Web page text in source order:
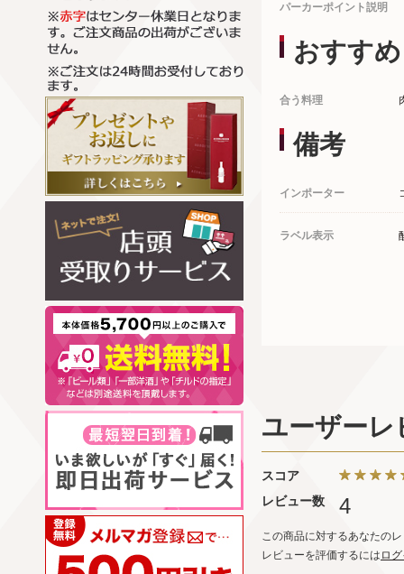
パーカーポイント説明
おすすめ
合う料理
備考
インポーター
ラベル表示
ユーザーレ
スコア
レビュー数
4
この商品に対するあなたの
レビューを評価するには ロ